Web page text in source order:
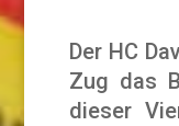
Der HC
Zug das
dieser